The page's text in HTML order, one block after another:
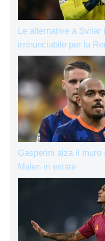
Le alternative a Svilar
irrinunciabile per la
Gasperini alza il
Malen in estate